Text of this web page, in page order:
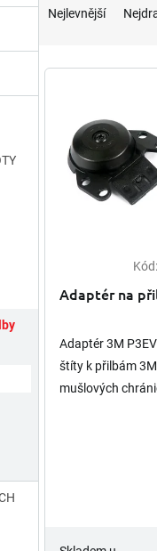
n
Nejlevnější
V
Adaptér na
Adaptér 3M
štíty k přilbám
mušlových